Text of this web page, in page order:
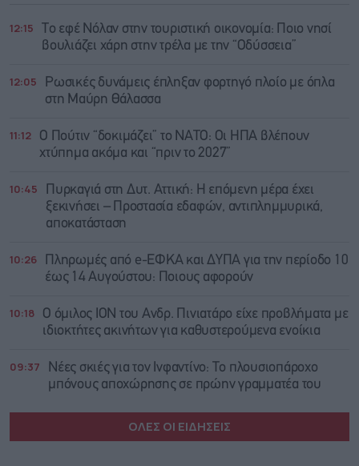
12:15
Το εφέ Νόλαν στην τουριστική οικονομία: Ποιο νησί
βουλιάζει χάρη στην τρέλα με την “Οδύσσεια”
12:05
Ρωσικές δυνάμεις έπληξαν φορτηγό πλοίο με όπλα
στη Μαύρη Θάλασσα
11:12
Ο Πούτιν “δοκιμάζει” το ΝΑΤΟ: Οι ΗΠΑ βλέπουν
χτύπημα ακόμα και “πριν το 2027”
10:45
Πυρκαγιά στη Δυτ. Αττική: Η επόμενη μέρα έχει
ξεκινήσει – Προστασία εδαφών, αντιπλημμυρικά,
αποκατάσταση
10:26
Πληρωμές από e-ΕΦΚΑ και ΔΥΠΑ για την περίοδο 10
έως 14 Αυγούστου: Ποιους αφορούν
10:18
Ο όμιλος ΙΟΝ του Ανδρ. Πινιατάρο είχε προβλήματα με
ιδιοκτήτες ακινήτων για καθυστερούμενα ενοίκια
09:37
Νέες σκιές για τον Ινφαντίνο: Το πλουσιοπάροχο
μπόνους αποχώρησης σε πρώην γραμματέα του
ΟΛΕΣ ΟΙ ΕΙΔΗΣΕΙΣ